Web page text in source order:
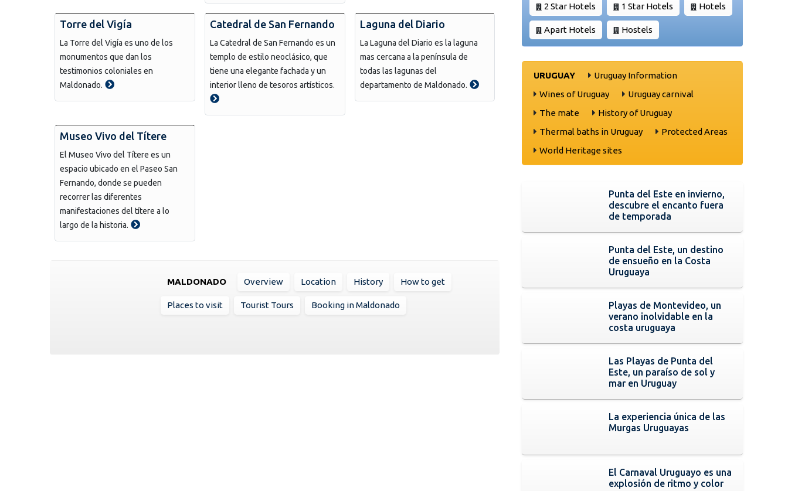
Torre del Vigía
La Torre del Vigía es uno de los
monumentos que dan los
testimonios coloniales en
Maldonado.
Catedral de San Fernando
La Catedral de San Fernando es un
templo de estilo neoclásico, que
tiene una elegante fachada y un
interior lleno de tesoros artísticos.
Laguna del Diario
La Laguna del Diario es la laguna
mas cercana a la península de
todas las lagunas del
departamento de Maldonado.
Museo Vivo del Títere
El Museo Vivo del Títere es un
espacio ubicado en el Paseo San
Fernando, donde se pueden
recorrer las diferentes
manifestaciones del títere a lo
largo de la historia.
MALDONADO Overview Location History How to get
Places to visit Tourist Tours Booking in Maldonado
2 Star Hotels 1 Star Hotels Hotels
Apart Hotels Hostels
URUGUAY
Uruguay Information
Wines of Uruguay
Uruguay carnival
The mate
History of Uruguay
Thermal baths in Uruguay
Protected Areas
World Heritage sites
Punta del Este en invierno,
descubre el encanto fuera
de temporada
Punta del Este, un destino
de ensueño en la Costa
Uruguaya
Playas de Montevideo, un
verano inolvidable en la
costa uruguaya
Las Playas de Punta del
Este, un paraíso de sol y
mar en Uruguay
La experiencia única de las
Murgas Uruguayas
El Carnaval Uruguayo es una
explosión de ritmo y color